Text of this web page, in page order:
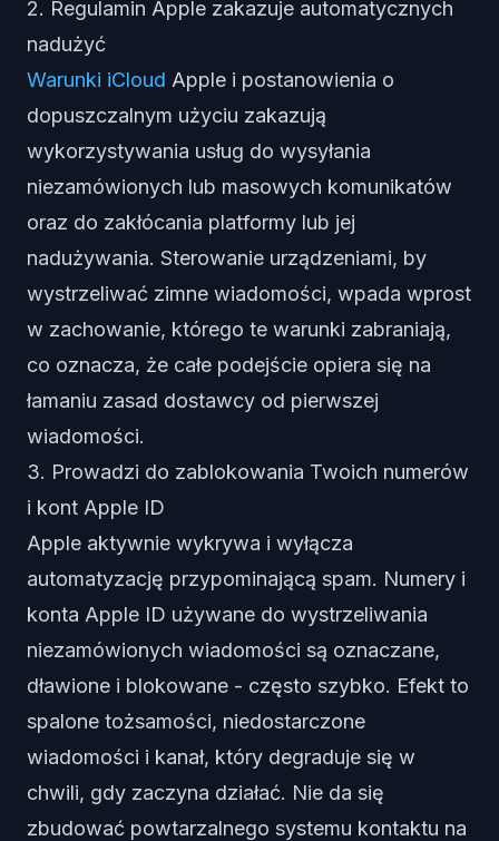
2. Regulamin Apple zakazuje automatycznych
nadużyć
Warunki iCloud Apple i postanowienia o
dopuszczalnym użyciu zakazują
wykorzystywania usług do wysyłania
niezamówionych lub masowych komunikatów
oraz do zakłócania platformy lub jej
nadużywania. Sterowanie urządzeniami, by
wystrzeliwać zimne wiadomości, wpada wprost
w zachowanie, którego te warunki zabraniają,
co oznacza, że całe podejście opiera się na
łamaniu zasad dostawcy od pierwszej
wiadomości.
3. Prowadzi do zablokowania Twoich numerów
i kont Apple ID
Apple aktywnie wykrywa i wyłącza
automatyzację przypominającą spam. Numery i
konta Apple ID używane do wystrzeliwania
niezamówionych wiadomości są oznaczane,
dławione i blokowane - często szybko. Efekt to
spalone tożsamości, niedostarczone
wiadomości i kanał, który degraduje się w
chwili, gdy zaczyna działać. Nie da się
zbudować powtarzalnego systemu kontaktu na